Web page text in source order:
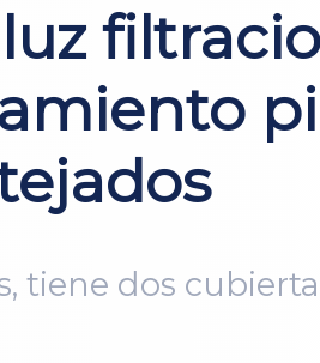
tiene dos